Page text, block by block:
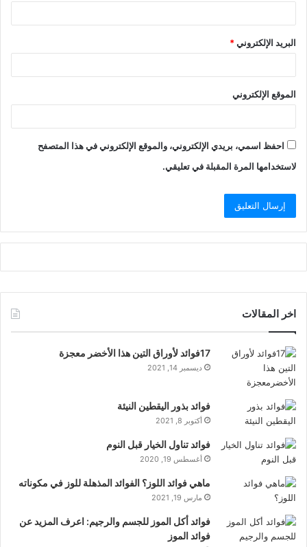
البريد الإلكتروني*
الموقع الإلكتروني
احفظ اسمي، بريدي الإلكتروني، والموقع الإلكتروني في هذا المتصفح
لاستخدامها المرة المقبلة في تعليقي.
اخر المقالات
17فوائد لأوراق التين هذا الأخضر معجزة
ديسمبر 14, 2021
فوائد بذور اليقطين النيئة
أكتوبر 8, 2021
فوائد تناول الخيار قبل النوم
أغسطس 19, 2020
ماهي فوائد اللوز؟ الفوائد المذهلة للوز في مكوناته
مارس 19, 2021
فوائد أكل الموز للجسم والرجيم: اعرف المزيد عن
فوائد الموز